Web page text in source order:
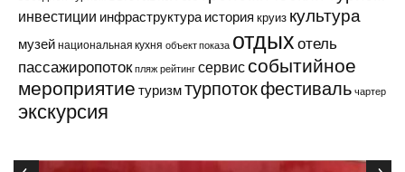
инвестиции инфраструктура история круиз культура
музей национальная кухня объект показа отдыхотель
пассажиропоток пляж рейтинг сервис событийное
мероприятие туризмтурпотокфестиваль чартер
экскурсия